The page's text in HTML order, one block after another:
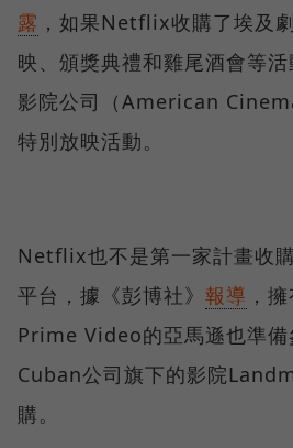
露 ，如果Netflix收購了埃及
映、頒獎典禮和雞尾酒會等
影院公司（American
特別放映活動。
Netflix也不是第一家計畫收
平台，據《彭博社》 報導 ，
Prime Video的亞馬遜也準
Cuban公司旗下的影院
購。